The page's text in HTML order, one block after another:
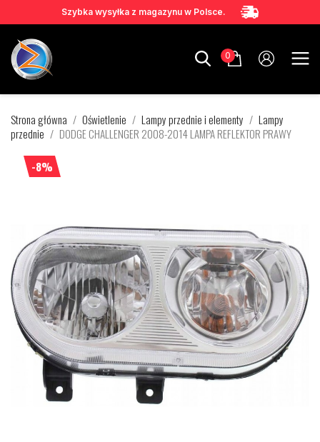
Szybka wysyłka z magazynu w Polsce.
0
Strona główna Oświetlenie Lampy przednie i elementy
Lampy
przednie
DODGE CHALLENGER 2008-2014 LAMPA REFLEKTOR PRAWY
-8%